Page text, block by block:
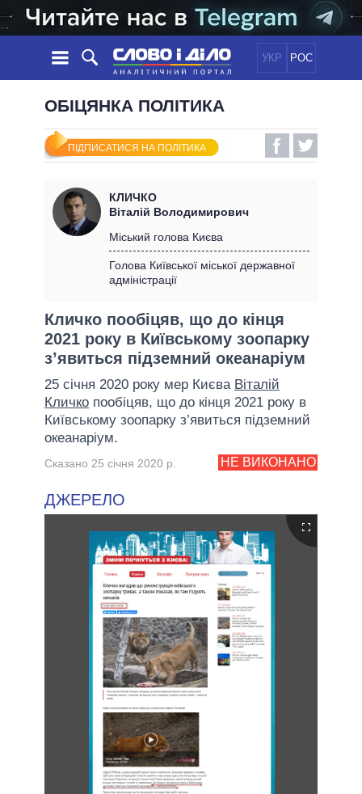
УКР РОС
НОВИНИ
СТРІЧКА
ПОДІЇ
СТАТТІ
ДУМКИ
ОГЛЯДИ
ДАЙДЖЕСТИ
ПОЛІТИКА
ЕКОНОМІКА
СВІТ
ОБIЦЯНКИ
УСІ ПОЛІТИКИ
ПРЕЗИДЕНТ І ОФІС
КАБІНЕТ МІНІСТРІВ
МЕРИ МІСТ
ВСІ ПЕРСОНИ
ІНФОГРАФІКА
ВІДЕО
ПІДТРИМАТИ
ПОРІВНЯННЯ ПОЛІТИКІВ
ОБІЦЯНКА ПОЛІТИКА
ПІДПИСАТИСЯ НА ПОЛІТИКА
КЛИЧКО
Віталій Володимирович
Міський голова Києва
Голова Київської міської державної
адміністрації
Кличко пообіцяв, що до кінця
2021 року в Київському зоопарку
з’явиться підземний океанаріум
25 січня 2020 року мер Києва Віталій
Кличко пообіцяв, що до кінця 2021 року в
Київському зоопарку з’явиться підземний
океанаріум.
НЕ ВИКОНАНО
Сказано 25 січня 2020 р.
ДЖЕРЕЛО